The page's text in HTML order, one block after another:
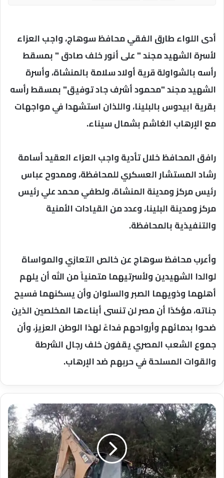
أدى اللواء طارق الفقي محافظ سوهاج، واجب العزاء
لأسرة الشهيد مجند " على أنور خلف صادق " بمسقط
رأسه بالشواولة قرية أولاد سلامة بالمنشاة، وأسرة
الشهيد مجند "محمود أشرف جاد توفيق" بمسقط رأسه
بقرية ابيدوس بالبلينا، واللذان استشهدا في مواجهات
مع الإرهاب الغاشم بشمال سيناء.
رافق المحافظ خلال تأدية واجب العزاء العقيد أسامة
رشاد المستشار العسكري للمحافظة، وممدوح عباس
رئيس مركز ومدينة المنشاة، ولطفي محمد علي رئيس
مركز ومدينة البلينا، وعدد من القيادات الأمنية
والتنفيذية بالمحافظة.
وأعرب محافظ سوهاج عن خالص التعازي والمواساة
لوالدا الشهيدين ولأسرتيهما متمنياً من الله أن يلهم
أهلهما وذويهما الصبر والسلوان وأن يسكنهما فسيح
جناته، مؤكدًا أن مصر لن تنسى أبناءها المخلصين الذين
ضحوا بدمائهم وأرواحهم فداءً لهذا الوطن العزيز، وأن
جموع الشعب المصري يقفون خلف رجال الشرطة
والقوات المسلحة في حربهم ضد الإرهاب.
سوهاج..استمرار
أعمال
النظافه
بنطاق
قري
المنشاه